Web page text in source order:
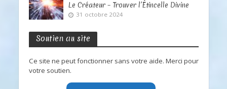
Le Créateur – Trouver l’Étincelle Divine
31 octobre 2024
Soutien au site
Ce site ne peut fonctionner sans votre aide. Merci pour
votre soutien.